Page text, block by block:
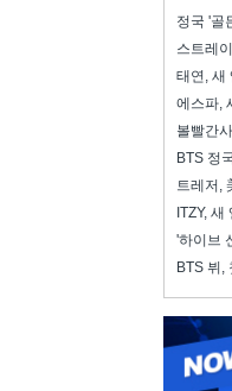
정국 '골
스트레
태연, 새
에스파,
볼빨간
BTS 정
트레저,
ITZY,
'하이브
BTS 뷔,